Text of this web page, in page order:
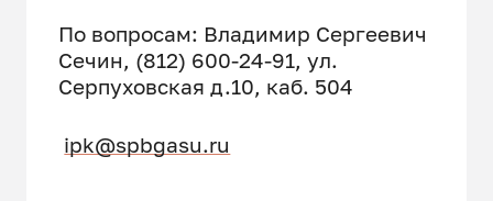
По вопросам: Владимир Сергеевич
Сечин, (812) 600-24-91, ул.
Серпуховская д.10, каб. 504
ipk@spbgasu.ru